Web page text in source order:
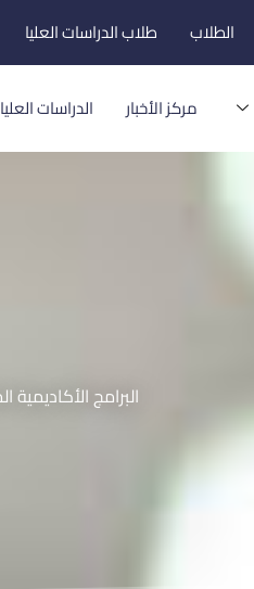
الطلاب طلاب الدراسات العليا
مركز الأخبار الدراسات
البرامج